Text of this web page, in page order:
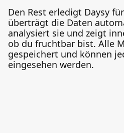
Den Rest erledigt Daysy
überträgt die Daten
analysiert sie und zeigt
ob du fruchtbar bist. Alle
gespeichert und können
eingesehen werden.